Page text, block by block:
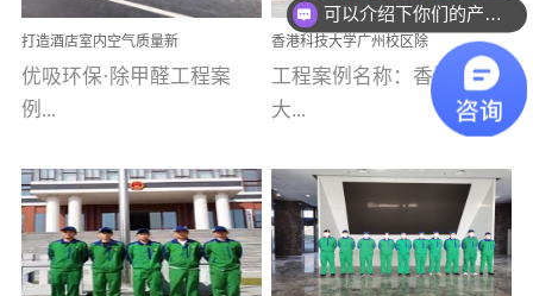
部和全国分支机构生产光
触媒、净醛王、祛味剂等
优吸系列产品，保质保量
完成生产任务，确保全国
求。资质优势团队优势分
支优势优吸环保是一棵正
茁壮成长的树，只要我们
人人都爱护她、珍惜她、
为深圳安居集团旗下城...
南沙珠江湾江门市蓬江区
禾...
打造酒店室内空气质量新
标杆——优吸环保·标杆之
作：东莞美豪雅致酒店室
内空气治理工程纪实
优吸环保·除甲醛工程案
例...
【东莞美豪雅致酒店】室
内空气治理项目东莞美豪
雅致酒店 东莞美豪雅
香港科技大学广州校区除
甲醛项目圆满完成
工程案例名称：香港科技
大...
学广州校区室内空气治
理 工程案例地址：广
州南沙区·香港科技大学(广
你们是怎么收费的呢